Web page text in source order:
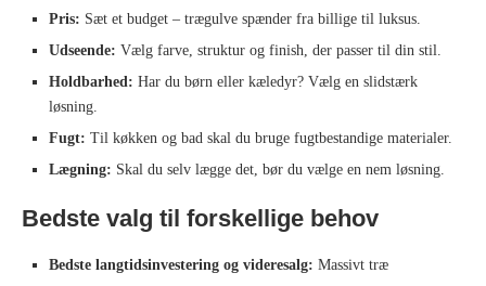
Pris: Sæt et budget – trægulve spænder fra billige til luksus.
Udseende: Vælg farve, struktur og finish, der passer til din stil.
Holdbarhed: Har du børn eller kæledyr? Vælg en slidstærk
løsning.
Fugt: Til køkken og bad skal du bruge fugtbestandige materialer.
Lægning: Skal du selv lægge det, bør du vælge en nem løsning.
Bedste valg til forskellige behov
Bedste langtidsinvestering og videresalg: Massivt træ